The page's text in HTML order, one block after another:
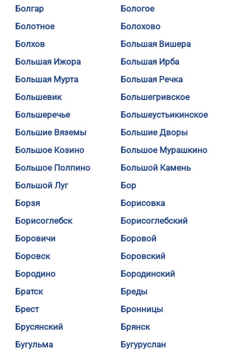
Болгар
Бологое
Болотное
Болохово
Болхов
Большая Вишера
Большая Ижора
Большая Ирба
Большая Мурта
Большая Речка
Большевик
Большегривское
Большеречье
Большеустьикинское
Большие Вяземы
Большие Дворы
Большое Козино
Большое Мурашкино
Большое Полпино
Большой Камень
Большой Луг
Бор
Борзя
Борисовка
Борисоглебск
Борисоглебский
Боровичи
Боровой
Боровск
Боровский
Бородино
Бородинский
Братск
Бреды
Брест
Бронницы
Брусянский
Брянск
Бугульма
Бугуруслан